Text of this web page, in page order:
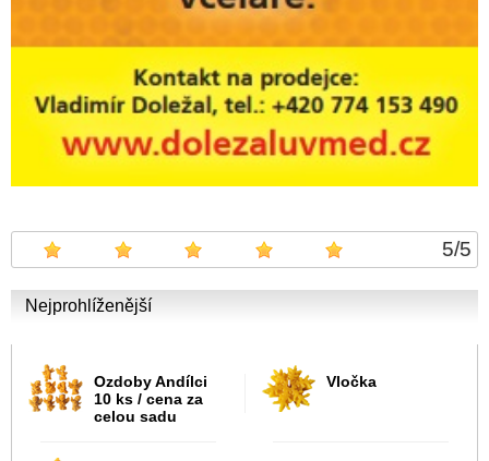
5/5
Nejprohlíženější
Ozdoby Andílci
10 ks / cena za
celou sadu
Vločka